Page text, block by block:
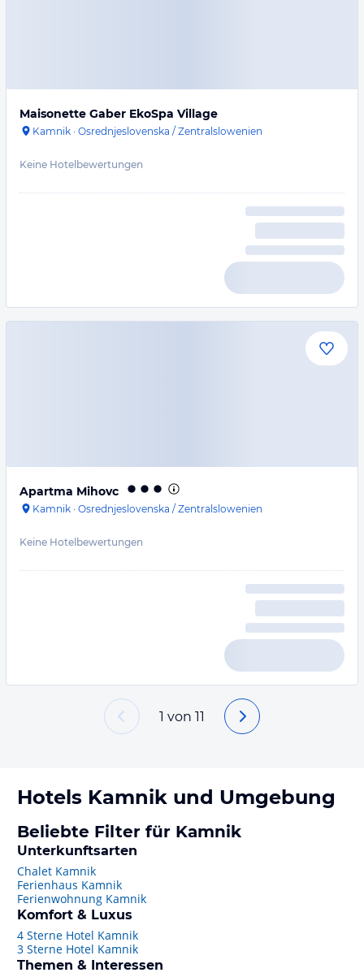
Maisonette Gaber EkoSpa Village
Kamnik · Osrednjeslovenska / Zentralslowenien
Keine Hotelbewertungen
Apartma Mihovc
Kamnik · Osrednjeslovenska / Zentralslowenien
Keine Hotelbewertungen
1 von 11
Hotels Kamnik und Umgebung
Beliebte Filter für Kamnik
Unterkunftsarten
Chalet Kamnik
Ferienhaus Kamnik
Ferienwohnung Kamnik
Komfort & Luxus
4 Sterne Hotel Kamnik
3 Sterne Hotel Kamnik
Themen & Interessen